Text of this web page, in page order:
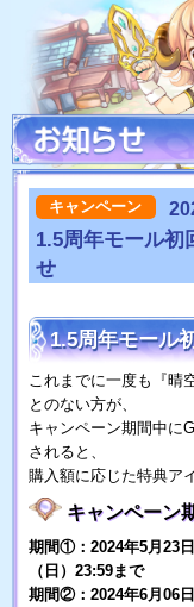
キャンペーン
1.5周年モール初
せ
1.5周年モール
これまでに一度も『晴
とのない方が、
キャンペーン期間中に
されると、
購入額に応じた特典ア
キャンペーン
期間①：2024年5月23
（日）23:59まで
期間②：2024年6月06